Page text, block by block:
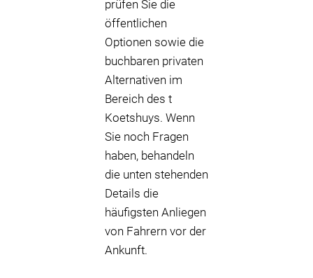
prüfen Sie die
öffentlichen
Optionen sowie die
buchbaren privaten
Alternativen im
Bereich des t
Koetshuys. Wenn
Sie noch Fragen
haben, behandeln
die unten stehenden
Details die
häufigsten Anliegen
von Fahrern vor der
Ankunft.